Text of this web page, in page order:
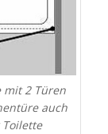
mit 2 Türen
auch